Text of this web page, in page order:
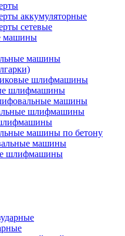
аккумуляторные
сетевые
машины
машины
шлифмашины
шлифмашины
машины
шлифмашины
машины по бетону
машины
шлифмашины